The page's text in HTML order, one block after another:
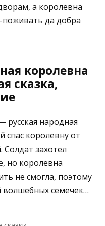
а королевна
да добра
королевна
сказка,
русская народная
спас королевну от
Солдат захотел
но королевна
не смогла, поэтому
семечек…